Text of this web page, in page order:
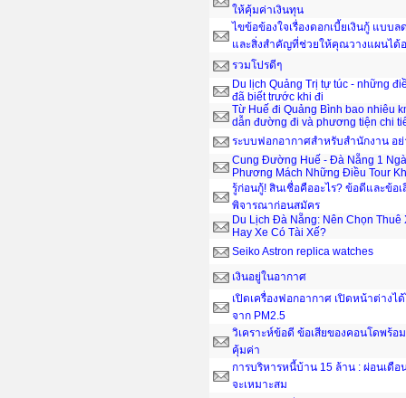
ให้คุ้มค่าเงินทุน
ไขข้อข้องใจเรื่องดอกเบี้ยเงินกู้ แบบ
และสิ่งสำคัญที่ช่วยให้คุณวางแผนได้
รวมโปรดีๆ
Du lịch Quảng Trị tự túc - những
đã biết trước khi đi
Từ Huế đi Quảng Bình bao nhiêu
dẫn đường đi và phương tiện chi
ระบบฟอกอากาศสำหรับสำนักงาน อ
Cung Đường Huế - Đà Nẵng 1
Phương Mách Những Điều Tour
รู้ก่อนกู้! สินเชื่อคืออะไร? ข้อดีและข้อ
พิจารณาก่อนสมัคร
Du Lịch Đà Nẵng: Nên Chọn Thuê
Hay Xe Có Tài Xế?
Seiko Astron replica watches
เงินอยู่ในอากาศ
เปิดเครื่องฟอกอากาศ เปิดหน้าต่างไ
จาก PM2.5
วิเคราะห์ข้อดี ข้อเสียของคอนโดพร้อ
คุ้มค่า
การบริหารหนี้บ้าน 15 ล้าน : ผ่อนเดือ
จะเหมาะสม